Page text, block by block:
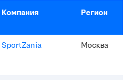
Компания Регион
SportZania Москва